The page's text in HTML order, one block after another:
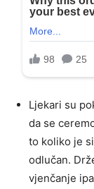
Ljekari su
da se
to koliko je
odlučan.
vjenčanje